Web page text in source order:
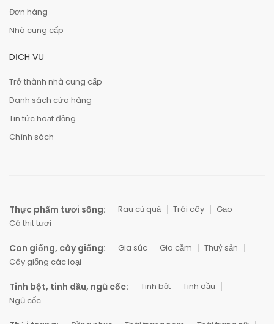
Đơn hàng
Nhà cung cấp
DỊCH VỤ
Trở thành nhà cung cấp
Danh sách cửa hàng
Tin tức hoạt động
Chính sách
Thực phẩm tươi sống: Rau củ quả Trái cây
Gạo
Cá thịt tươi
Con giống, cây giống: Gia súc Gia cầm
Thuỷ sản
Cây giống các loại
Tinh bột, tinh dầu, ngũ cốc: Tinh bột
Tinh dầu
Ngũ cốc